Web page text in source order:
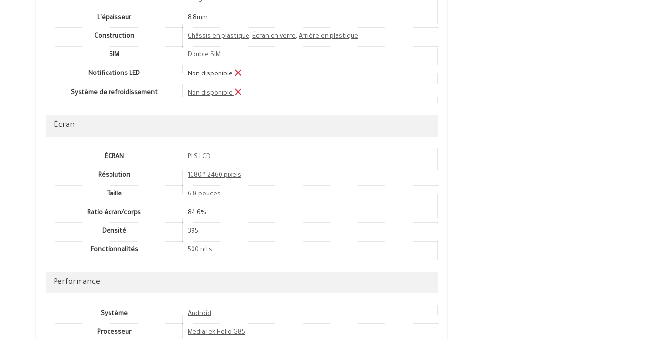
L'épaisseur 8.8mm
Construction Châssis en plastique, Écran en verre, Arrière en plastique
SIM Double SIM
Notifications LED Non disponible
Système de refroidissement Non disponible
Écran
ÉCRAN PLS LCD
Résolution 1080 * 2460 pixels
Taille 6.8 pouces
Ratio écran/corps 84.6%
Densité 395
Fonctionnalités 500 nits
Performance
Système Android
Processeur MediaTek Helio G85